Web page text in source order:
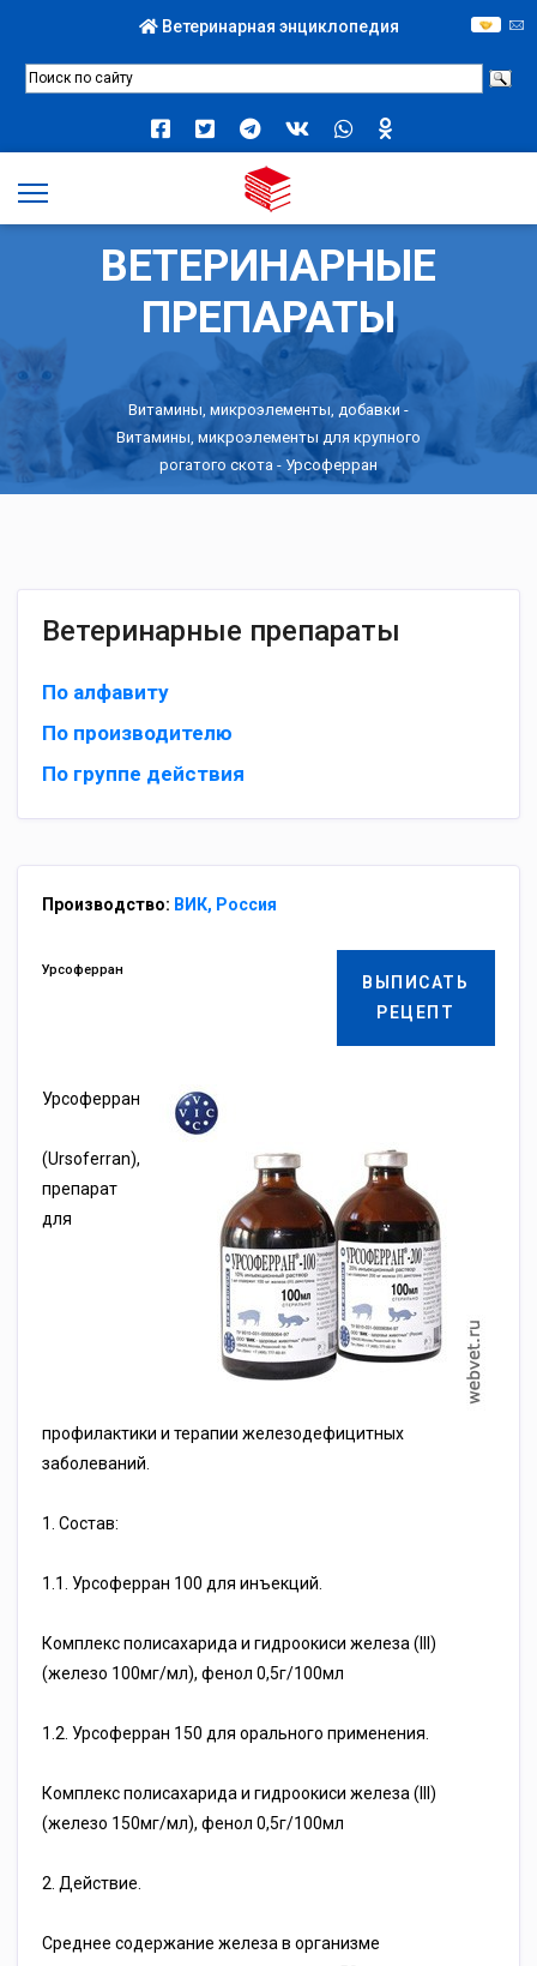
Ветеринарная энциклопедия
ВЕТЕРИНАРНЫЕ
ПРЕПАРАТЫ
Витамины, микроэлементы, добавки -
Витамины, микроэлементы для крупного
рогатого скота - Урсоферран
Ветеринарные препараты
По алфавиту
По производителю
По группе действия
Производство: ВИК, Россия
ВЫПИСАТЬ
РЕЦЕПТ
Урсоферран
Урсоферран
(Ursoferran),
препарат
для
профилактики и терапии железодефицитных
заболеваний.
1. Состав:
1.1. Урсоферран 100 для инъекций.
Комплекс полисахарида и гидроокиси железа (III)
(железо 100мг/мл), фенол 0,5г/100мл
1.2. Урсоферран 150 для орального применения.
Комплекс полисахарида и гидроокиси железа (III)
(железо 150мг/мл), фенол 0,5г/100мл
2. Действие.
Среднее содержание железа в организме